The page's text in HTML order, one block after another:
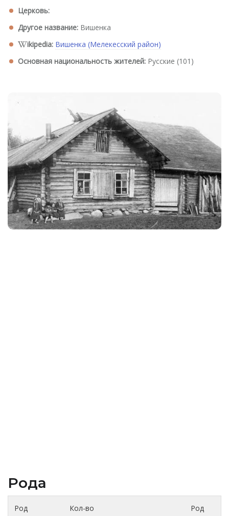
Церковь:
Другое название: Вишенка
ikipedia: Вишенка (Мелекесский район)
Основная национальность жителей: Русские (101)
Рода
Род
Кол-во
Род